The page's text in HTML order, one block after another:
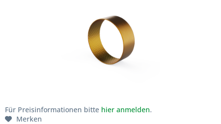
Für Preisinformationen bitte hier anmelden.
Merken